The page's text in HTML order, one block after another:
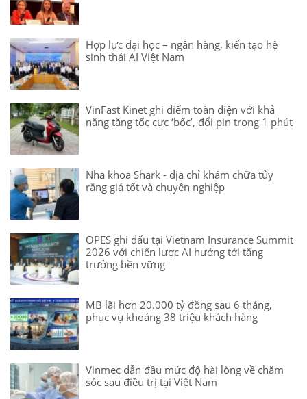
Hợp lực đại học – ngân hàng, kiến tạo hệ
sinh thái AI Việt Nam
VinFast Kinet ghi điểm toàn diện với khả
năng tăng tốc cực ‘bốc’, đổi pin trong 1 phút
Nha khoa Shark - địa chỉ khám chữa tủy
răng giá tốt và chuyên nghiệp
OPES ghi dấu tại Vietnam Insurance Summit
2026 với chiến lược AI hướng tới tăng
trưởng bền vững
MB lãi hơn 20.000 tỷ đồng sau 6 tháng,
phục vụ khoảng 38 triệu khách hàng
Vinmec dẫn đầu mức độ hài lòng về chăm
sóc sau điều trị tại Việt Nam